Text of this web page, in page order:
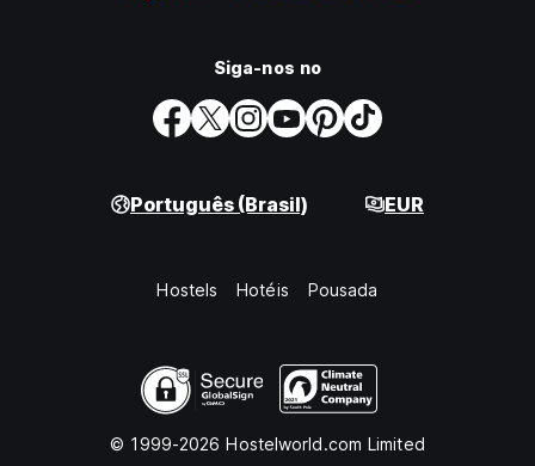
Siga-nos no
Português (Brasil) EUR
Hostels Hotéis Pousada
© 1999-2026 Hostelworld.com Limited